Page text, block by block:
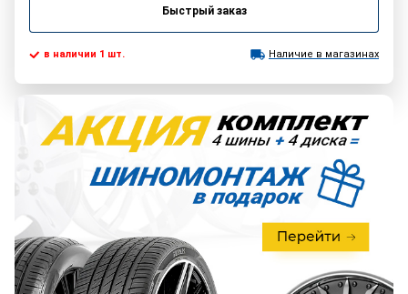
Быстрый заказ
в наличии 1 шт. Наличие в магазинах